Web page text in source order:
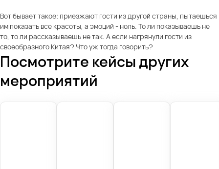
Вот бывает такое: приезжают гости из другой страны, пытаешься
им показать все красоты, а эмоций - ноль. То ли показываешь не
то, то ли рассказываешь не так. А если нагрянули гости из
своеобразного Китая? Что уж тогда говорить?
Посмотрите кейсы других
мероприятий